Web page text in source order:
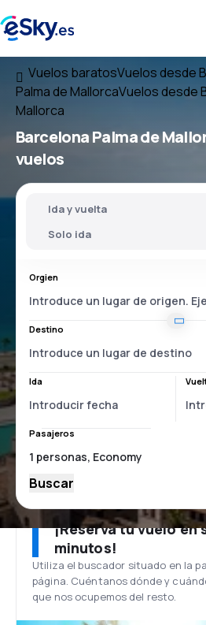
Vuelos baratosVuelos desde
Palma de MallorcaVuelos desde
Mallorca
Barcelona Palma de
vuelos
Ida y vuelta
Solo ida
Orgien
Destino
Ida
Pasajeros
Buscar
¡Reserva tu vuelo en
minutos!
Utiliza el buscador situado en la
página. Cuéntanos dónde y
que nos ocupemos del resto.